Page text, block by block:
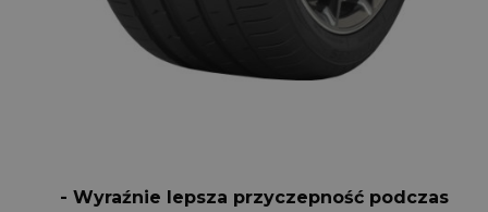
- Wyraźnie lepsza przyczepność podczas